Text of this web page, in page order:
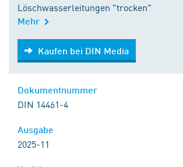
Löschwasserleitungen "trocken"
Mehr
Kaufen bei DIN Media
Kaufen bei DIN Media
DIN 14461-4
2025-11